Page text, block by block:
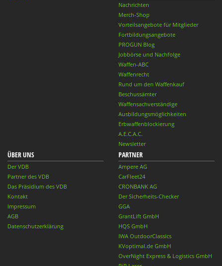
Nachrichten
Merch-Shop
Vorteilsangebote für Mitglieder
Fortbildungsangebote
PROGUN Blog
Jobbörse und Nachfolge
Waffen-ABC
Waffenrecht
Rund um den Waffenkauf
Beschussämter
Waffensachverständige
Ausbildungsmöglichkeiten
Erbwaffenblockierung
A.E.C.A.C.
Newsletter
ÜBER UNS
Der VDB
Partner des VDB
Das Präsidium des VDB
Kontakt
Impressum
AGB
Datenschutzerklärung
PARTNER
Ampere AG
CarFleet24
CRONBANK AG
Der Sicherheits-Checker
GGA
GrantLift GmbH
HQS GmbH
IWA OutdoorClassics
KVoptimal.de GmbH
OverNight Express & Logistics GmbH